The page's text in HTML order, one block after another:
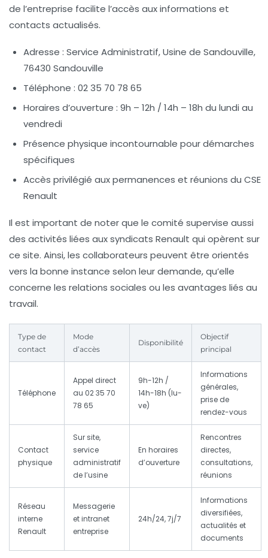
de l’entreprise facilite l’accès aux informations et
contacts actualisés.
Adresse : Service Administratif, Usine de Sandouville,
76430 Sandouville
Téléphone : 02 35 70 78 65
Horaires d’ouverture : 9h – 12h / 14h – 18h du lundi au
vendredi
Présence physique incontournable pour démarches
spécifiques
Accès privilégié aux permanences et réunions du CSE
Renault
Il est important de noter que le comité supervise aussi
des activités liées aux syndicats Renault qui opèrent sur
ce site. Ainsi, les collaborateurs peuvent être orientés
vers la bonne instance selon leur demande, qu’elle
concerne les relations sociales ou les avantages liés au
travail.
Type de
contact
Mode
d’accès
Disponibilité
Objectif
principal
Téléphone
Appel direct
au 02 35 70
78 65
9h-12h /
14h-18h (lu-
ve)
Informations
générales,
prise de
rendez-vous
Contact
physique
Sur site,
service
administratif
de l’usine
En horaires
d’ouverture
Rencontres
directes,
consultations,
réunions
Réseau
interne
Renault
Messagerie
et intranet
entreprise
24h/24, 7j/7
Informations
diversifiées,
actualités et
documents